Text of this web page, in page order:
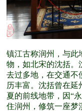
镇江古称润州，与此
物，如北宋的沈括。
去过多地，在交通不
历丰富。沈括曾在
夏的前线地带，因“
住润州，修筑一座梦